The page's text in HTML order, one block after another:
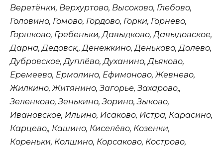
Веретёнки, Верхуртово, Высоково, Глебово,
Головино, Гомово, Гордово, Горки, Горнево,
Горшково, Гребеньки, Давыдково, Давыдовское,
Дарна, Дедовск,, Денежкино, Деньково, Долево,
Дубровское, Дуплёво, Духанино, Дьяково,
Еремеево, Ермолино, Ефимоново, Жевнево,
Жилкино, Житянино, Загорье, Захарово,,
Зеленково, Зенькино, Зорино, Зыково,
Ивановское, Ильино, Исаково, Истра, Карасино,
Карцево,, Кашино, Киселёво, Козенки,
Кореньки, Колшино, Корсаково, Кострово,